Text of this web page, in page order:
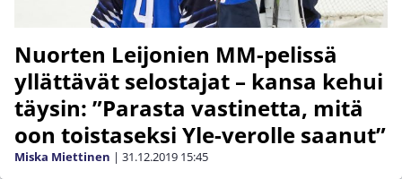
Nuorten Leijonien MM-pelissä
yllättävät selostajat – kansa kehui
täysin: ”Parasta vastinetta, mitä
oon toistaseksi Yle-verolle saanut”
Miska Miettinen | 31.12.2019 15:45